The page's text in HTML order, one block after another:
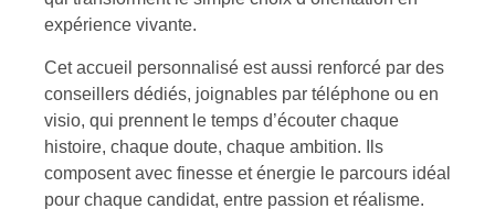
expérience vivante.
Cet accueil personnalisé est aussi renforcé par des
conseillers dédiés, joignables par téléphone ou en
visio, qui prennent le temps d’écouter chaque
histoire, chaque doute, chaque ambition. Ils
composent avec finesse et énergie le parcours idéal
pour chaque candidat, entre passion et réalisme.